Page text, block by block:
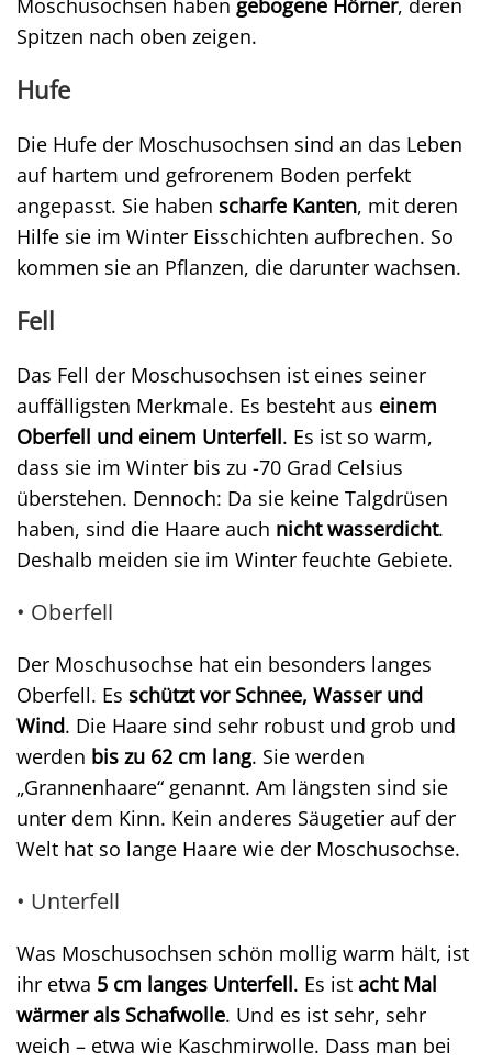
Moschusochsen haben gebogene Hörner, deren
Spitzen nach oben zeigen.
Hufe
Die Hufe der Moschusochsen sind an das Leben
auf hartem und gefrorenem Boden perfekt
angepasst. Sie haben scharfe Kanten, mit deren
Hilfe sie im Winter Eisschichten aufbrechen. So
kommen sie an Pflanzen, die darunter wachsen.
Fell
Das Fell der Moschusochsen ist eines seiner
auffälligsten Merkmale. Es besteht aus einem
Oberfell und einem Unterfell. Es ist so warm,
dass sie im Winter bis zu -70 Grad Celsius
überstehen. Dennoch: Da sie keine Talgdrüsen
haben, sind die Haare auch nicht wasserdicht.
Deshalb meiden sie im Winter feuchte Gebiete.
• Oberfell
Der Moschusochse hat ein besonders langes
Oberfell. Es schützt vor Schnee, Wasser und
Wind. Die Haare sind sehr robust und grob und
werden bis zu 62 cm lang. Sie werden
„Grannenhaare“ genannt. Am längsten sind sie
unter dem Kinn. Kein anderes Säugetier auf der
Welt hat so lange Haare wie der Moschusochse.
• Unterfell
Was Moschusochsen schön mollig warm hält, ist
ihr etwa 5 cm langes Unterfell. Es ist acht Mal
wärmer als Schafwolle. Und es ist sehr, sehr
weich – etwa wie Kaschmirwolle. Dass man bei